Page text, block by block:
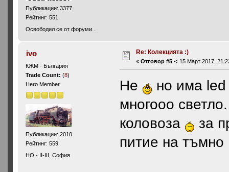
Публикации: 3377
Рейтинг: 551
Освободил се от форуми...
ivo
КЖМ - България
Trade Count:(8)
Hero Member
Публикации: 2010
Рейтинг: 559
HO - II-III, София
Re: Колекцията :)
«Отговор #5 -: 15 Март 2017,
Не
но има
многооо
коловоза
за
питие на тъмно